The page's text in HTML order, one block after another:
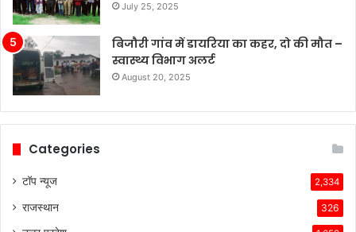
July 25, 2025
बिजौरी गांव में डायरिया का कहर, दो की मौत –
स्वास्थ्य विभाग अलर्ट
August 20, 2025
Categories
टॉप न्यूज 2,334
राजस्थान 326